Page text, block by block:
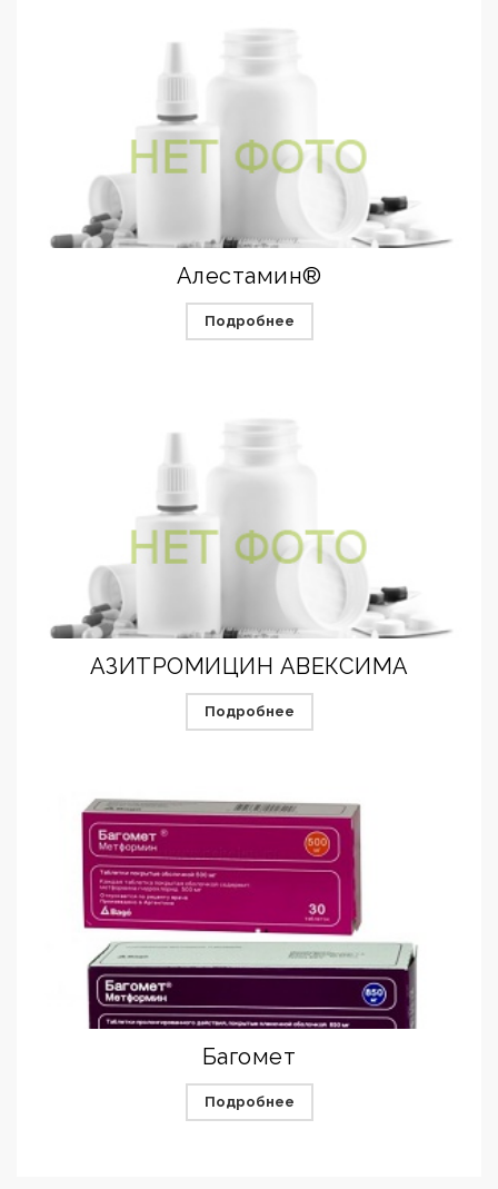
Алестамин®
Подробнее
АЗИТРОМИЦИН АВЕКСИМА
Подробнее
Багомет
Подробнее